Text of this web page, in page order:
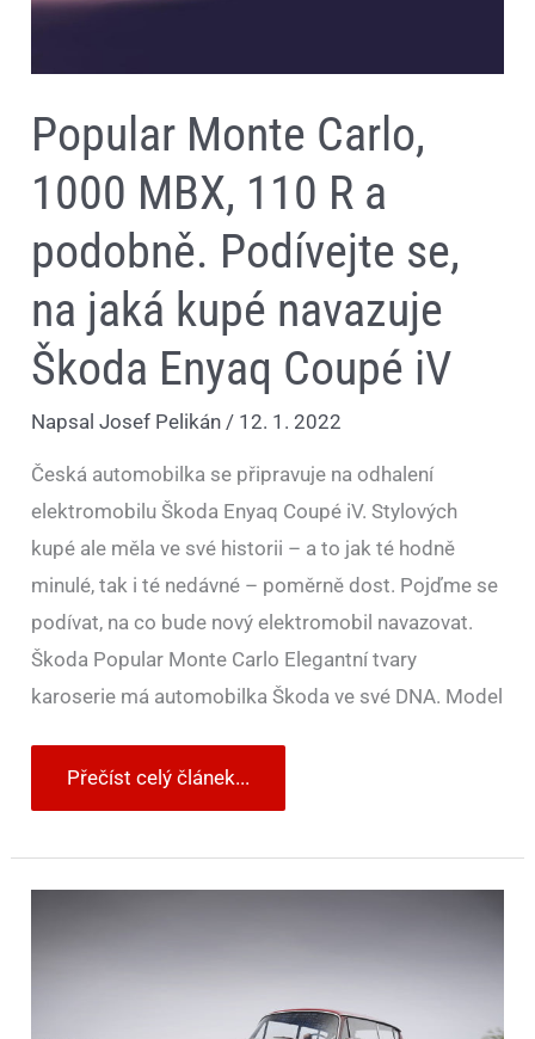
Popular Monte Carlo,
1000 MBX, 110 R a
podobně. Podívejte se,
na jaká kupé navazuje
Škoda Enyaq Coupé iV
NapsalJosef Pelikán / 12. 1. 2022
Česká automobilka se připravuje na odhalení
elektromobilu Škoda Enyaq Coupé iV. Stylových
kupé ale měla ve své historii – a to jak té hodně
minulé, tak i té nedávné – poměrně dost. Pojďme se
podívat, na co bude nový elektromobil navazovat.
Škoda Popular Monte Carlo Elegantní tvary
karoserie má automobilka Škoda ve své DNA. Model
kupé
Škoda
Enyaq
Coupé
iV
Přečíst celý článek...
Škoda